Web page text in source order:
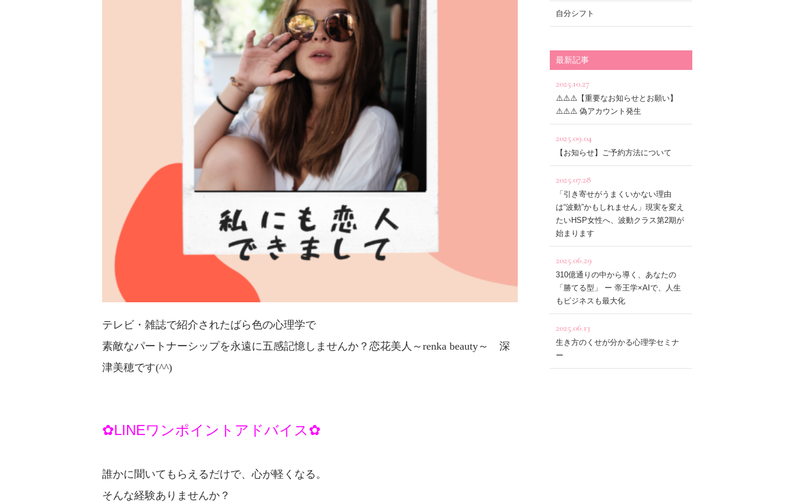
テレビ・雑誌で紹介されたばら色の心理学で
素敵なパートナーシップを永遠に五感記憶しませんか？恋花美人～renka beauty～ 深
津美穂です(^^)
✿LINEワンポイントアドバイス✿
誰かに聞いてもらえるだけで、心が軽くなる。
そんな経験ありませんか？
自分シフト
最新記事
2025.10.27
⚠️⚠️⚠️【重要なお知らせとお願い】
⚠️⚠️⚠️ 偽アカウント発生
2025.09.04
【お知らせ】ご予約方法について
2025.07.28
「引き寄せがうまくいかない理由
は“波動”かもしれません」現実を変え
たいHSP女性へ、波動クラス第2期が
始まります
2025.06.29
310億通りの中から導く、あなたの
「勝てる型」 ー 帝王学×AIで、人生
もビジネスも最大化
2025.06.13
生き方のくせが分かる心理学セミナ
ー